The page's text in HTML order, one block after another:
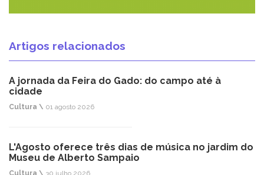
Artigos relacionados
A jornada da Feira do Gado: do campo até à
cidade
Cultura \ 01 agosto 2026
L'Agosto oferece três dias de música no jardim do
Museu de Alberto Sampaio
Cultura \ 30 julho 2026